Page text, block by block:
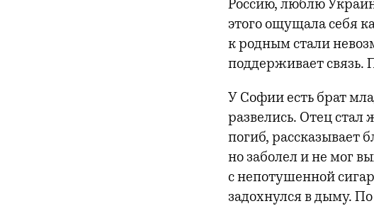
Россию, люблю
этого ощущала себя
к родным стали
поддерживает
У Софии есть брат
развелись. Отец стал
погиб, рассказывает
но заболел и не мог
с непотушенной
задохнулся в дыму.